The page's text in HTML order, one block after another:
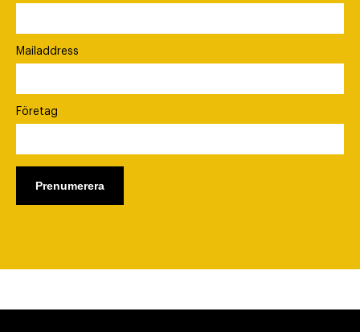
Mailaddress
Företag